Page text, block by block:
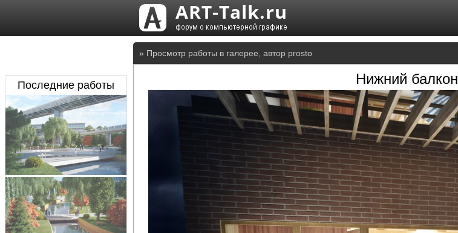
» Просмотр работы в галерее, автор prosto
Нижний балкон
Последние работы